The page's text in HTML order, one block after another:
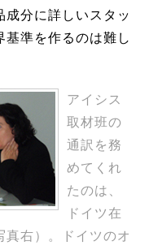
成分に詳しいスタッ
基準を作るのは難し
アイシス
取材班の
通訳を務
めてくれ
たのは、
ドイツ在
真右）。ドイツのオ